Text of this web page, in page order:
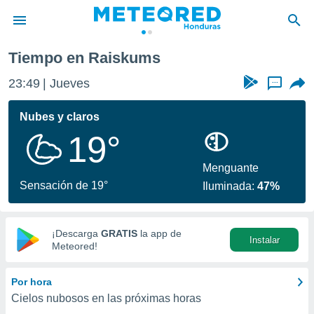
de
ha sido
calidad.
a este
las
y
digital
basada
Tiempo en Raiskums
23:49 Jueves ...
Nubes y claros
19°
Sensación de 19°
Menguante
Iluminada:47%
¡Descarga GRATIS la app de
Meteored!
Instalar
Por hora
Cielos nubosos en las próximas horas